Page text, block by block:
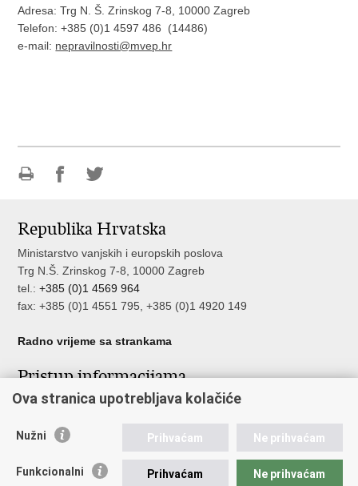
Adresa: Trg N. Š. Zrinskog 7-8, 10000 Zagreb
Telefon: +385 (0)1 4597 486 (14486)
e-mail: nepravilnosti@mvep.hr
Facebooku
Twitteru
Republika Hrvatska
Ministarstvo vanjskih i europskih poslova
Trg N.Š. Zrinskog 7-8, 10000 Zagreb
tel.:+385 (0)1 4569 964
fax: +385 (0)1 4551 795, +385 (0)1 4920 149
Radno vrijeme sa strankama
Pristup informacijama
Pristup informacijama
Nepravilnosti
Ova stranica upotrebljava kolačiće
Nužni Prihvaćam Ne prihvaćam
Funkcionalni Prihvaćam Ne prihvaćam